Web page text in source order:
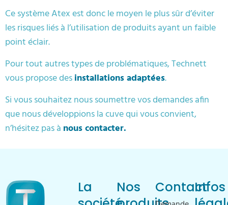
Ce système Atex est donc le moyen le plus sûr d’éviter
les risques liés à l’utilisation de produits ayant un faible
point éclair.
Pour tout autres types de problématiques, Technett
vous propose desinstallations adaptées.
Si vous souhaitez nous soumettre vos demandes afin
que nous développions la cuve qui vous convient,
n’hésitez pas à nous contacter.
La
Nos
ContactInfos